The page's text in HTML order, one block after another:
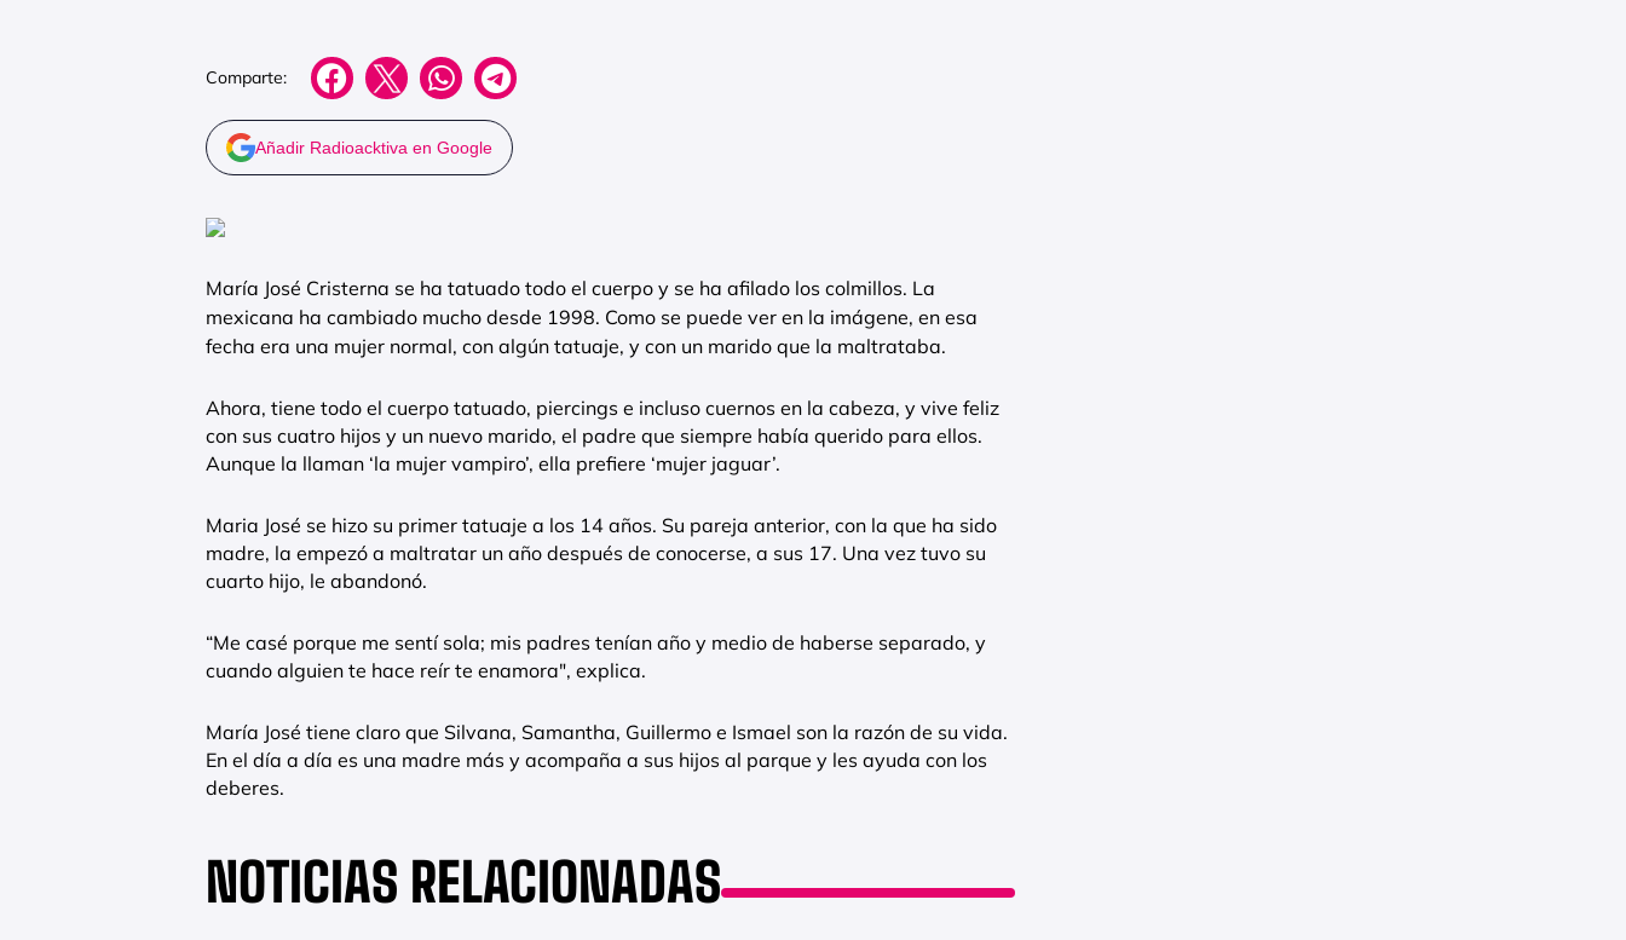
Comparte:
Añadir Radioacktiva en Google
María José Cristerna se ha tatuado todo el cuerpo y se ha afilado los colmillos. La
mexicana ha cambiado mucho desde 1998. Como se puede ver en la imágene, en esa
fecha era una mujer normal, con algún tatuaje, y con un marido que la maltrataba.
Ahora, tiene todo el cuerpo tatuado, piercings e incluso cuernos en la cabeza, y vive feliz
con sus cuatro hijos y un nuevo marido, el padre que siempre había querido para ellos.
Aunque la llaman ‘la mujer vampiro’, ella prefiere ‘mujer jaguar’.
Maria José se hizo su primer tatuaje a los 14 años. Su pareja anterior, con la que ha sido
madre, la empezó a maltratar un año después de conocerse, a sus 17. Una vez tuvo su
cuarto hijo, le abandonó.
“Me casé porque me sentí sola; mis padres tenían año y medio de haberse separado, y
cuando alguien te hace reír te enamora", explica.
María José tiene claro que Silvana, Samantha, Guillermo e Ismael son la razón de su vida.
En el día a día es una madre más y acompaña a sus hijos al parque y les ayuda con los
deberes.
NOTICIAS RELACIONADAS